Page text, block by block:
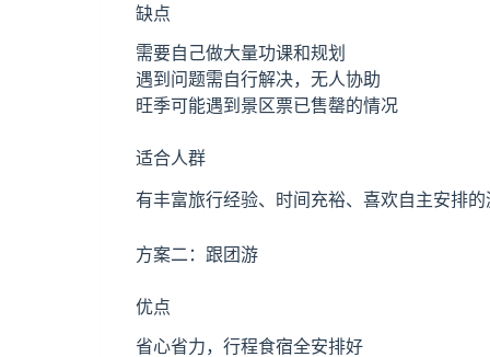
缺点
需要自己做大量功课和规划
遇到问题需自行解决，无人协助
旺季可能遇到景区票已售罄的情况
适合人群
有丰富旅行经验、时间充裕、喜欢自主安排的
方案二：跟团游
优点
省心省力，行程食宿全安排好